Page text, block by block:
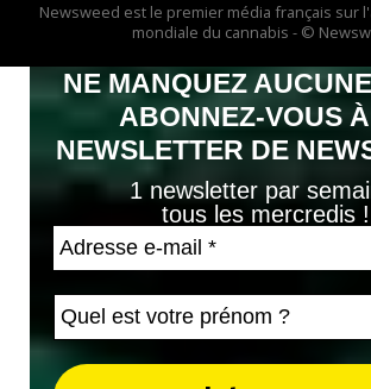
Newsweed est le premier média français sur
mondiale du cannabis - ©
NE MANQUEZ
ABONNEZ-VOUS
NEWSLETTER DE
1 newsletter par
tous les mercredis !